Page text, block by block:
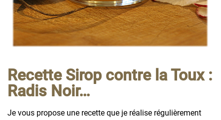
Recette Sirop contre la Toux :
Radis Noir…
Je vous propose une recette que je réalise régulièrement